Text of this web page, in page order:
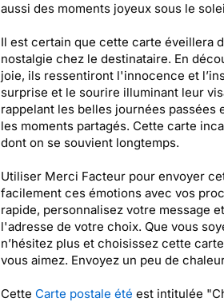
aussi des moments joyeux sous le
Il est certain que cette carte éveillera
nostalgie chez le destinataire. En
joie, ils ressentiront l'innocence et
surprise et le sourire illuminant leur
rappelant les belles journées passées
les moments partagés. Cette carte
dont on se souvient longtemps.
Utiliser Merci Facteur pour envoyer
facilement ces émotions avec vos
rapide, personnalisez votre message
l'adresse de votre choix. Que vous
n’hésitez plus et choisissez cette
vous aimez. Envoyez un peu de
Cette Carte postale été est intitulée